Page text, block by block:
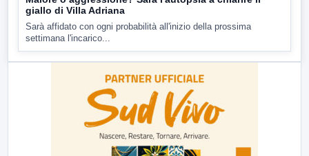
giallo di Villa Adriana
Sarà affidato con ogni probabilità all'inizio della prossima
settimana l'incarico...